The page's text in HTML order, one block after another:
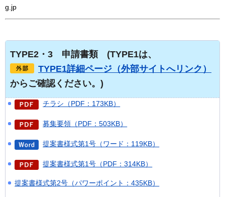
g.jp
TYPE2・3 申請書類 (TYPE1は、
TYPE1詳細ページ（外部サイトへリンク）
からご確認ください。)
チラシ（PDF：173KB）
募集要領（PDF：503KB）
提案書様式第1号（ワード：119KB）
提案書様式第1号（PDF：314KB）
提案書様式第2号（パワーポイント：435KB）